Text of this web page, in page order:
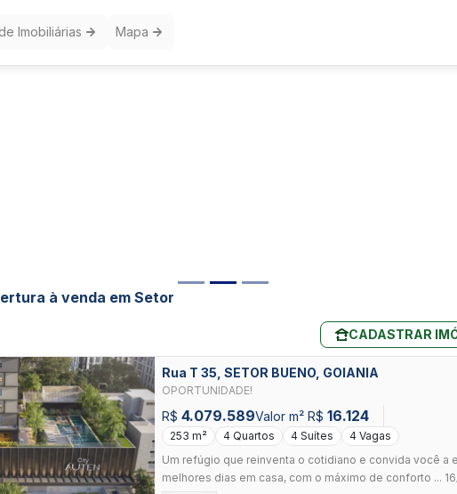
Imobiliárias Mapa
à venda em Setor
CADASTRAR
Rua T 35, SETOR BUENO, GOIANIA
OPORTUNIDADE!
R$ 4.079.589Valor m² R$ 16.124
253 m² 4 Quartos 4 Suítes
4 Vagas
Um refúgio que reinventa o cotidiano e convida você a
melhores dias em casa, com o máximo de conforto ...